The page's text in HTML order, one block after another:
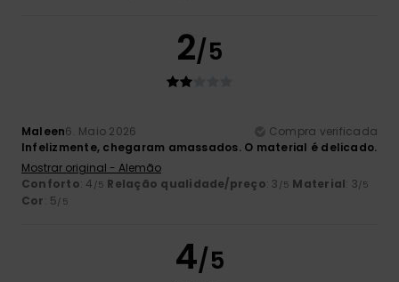
2/5
Maleen6. Maio 2026
Compra verificada
Infelizmente, chegaram amassados. O material é delicado.
Mostrar original - Alemão
Conforto: 4 /5 Relação qualidade/preço: 3 /5 Material: 3/5
Cor: 5/5
4/5